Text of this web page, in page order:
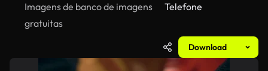
Imagens de banco de imagens
gratuitas
Telefone
Download